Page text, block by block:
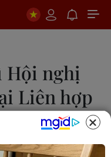
Hội nghị
Liên hợp